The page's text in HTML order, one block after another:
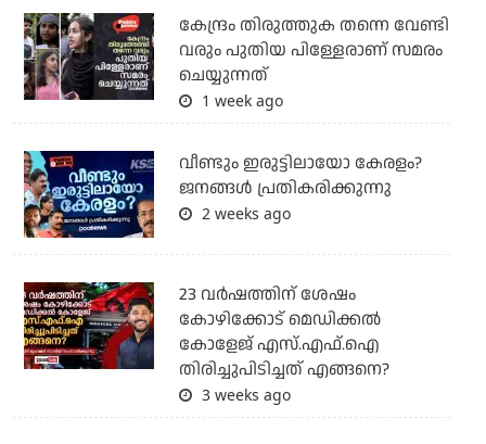
കേന്ദ്രം തിരുത്തുക തന്നെ വേണ്ടി
വരും പുതിയ പിള്ളേരാണ് സമരം
ചെയ്യുന്നത്
1 week ago
വീണ്ടും ഇരുട്ടിലായോ കേരളം?
ജനങ്ങൾ പ്രതികരിക്കുന്നു
2 weeks ago
23 വർഷത്തിന് ശേഷം
കോഴിക്കോട് മെഡിക്കൽ
കോളേജ് എസ്.എഫ്.ഐ
തിരിച്ചുപിടിച്ചത് എങ്ങനെ?
3 weeks ago